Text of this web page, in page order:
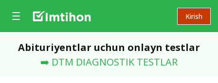
Kirish
Abituriyentlar uchun onlayn testlar
➡️ DTM DIAGNOSTIK TESTLAR